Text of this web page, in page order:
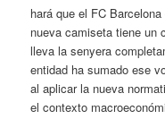
hará que el FC
nueva camiseta tiene un
lleva la senyera
entidad ha sumado ese
al aplicar la nueva
el contexto